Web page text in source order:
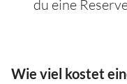
du eine
Wie viel kostet